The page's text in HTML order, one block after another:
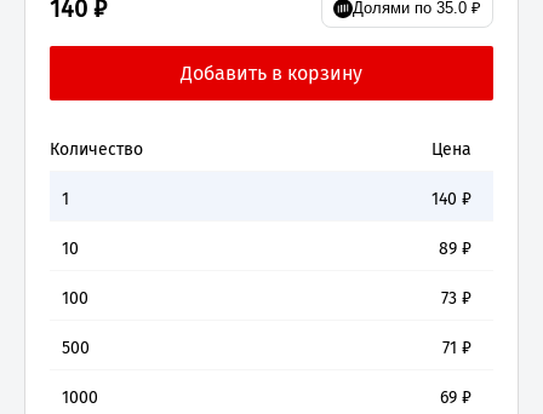
140 ₽ Долями по 35.0 ₽
Количество Цена
1 140 ₽
10 89 ₽
100 73 ₽
500 71 ₽
1000 69 ₽